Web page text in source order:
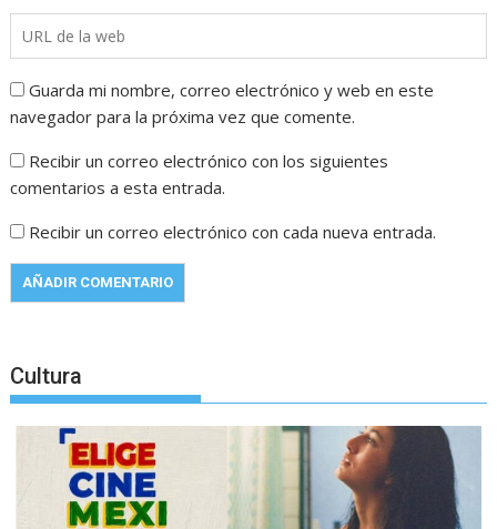
Guarda mi nombre, correo electrónico y web en este
navegador para la próxima vez que comente.
Recibir un correo electrónico con los siguientes
comentarios a esta entrada.
Recibir un correo electrónico con cada nueva entrada.
Cultura